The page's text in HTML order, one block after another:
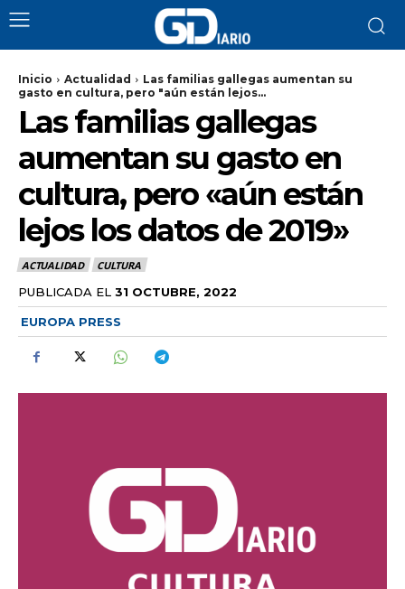
Inicio Actualidad
Las familias gallegas aumentan su
gasto en cultura, pero "aún están lejos...
Las familias gallegas
aumentan su gasto en
cultura, pero «aún están
lejos los datos de 2019»
ACTUALIDAD CULTURA
PUBLICADA EL 31 OCTUBRE, 2022
EUROPA PRESS